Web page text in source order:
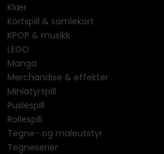
Klær
Kortspill & samlekort
KPOP & musikk
LEGO
Manga
Merchandise & effekter
Miniatyrspill
Puslespill
Rollespill
Tegne- og maleutstyr
Tegneserier